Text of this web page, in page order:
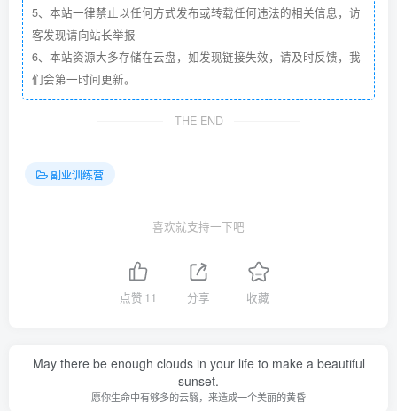
5、本站一律禁止以任何方式发布或转载任何违法的相关信息，访
客发现请向站长举报
6、本站资源大多存储在云盘，如发现链接失效，请及时反馈，我
们会第一时间更新。
THE END
副业训练营
喜欢就支持一下吧
点赞 11 分享 收藏
May there be enough clouds in your life to make a beautiful
sunset.
愿你生命中有够多的云翳，来造成一个美丽的黄昏